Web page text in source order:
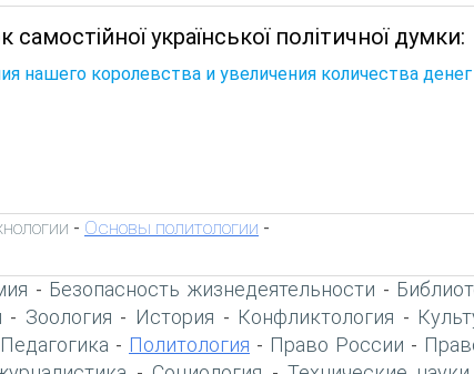
української політичної думки:
нашего королевства и увеличения количества
- Основы политологии -
- Безопасность жизнедеятельности -
- Зоология - История - Конфликтология -
Педагогика - Политология - Право России -